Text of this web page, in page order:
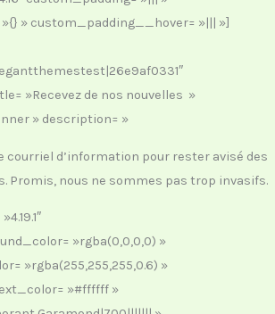
» custom_padding__hover= »||| »]
»Recevez de nos nouvelles »
» description= »
courriel d’information pour rester avisé des
Promis, nous ne sommes pas trop invasifs.
»rgba(0,0,0,0) »
»rgba(255,255,255,0.6) »
»#ffffff »